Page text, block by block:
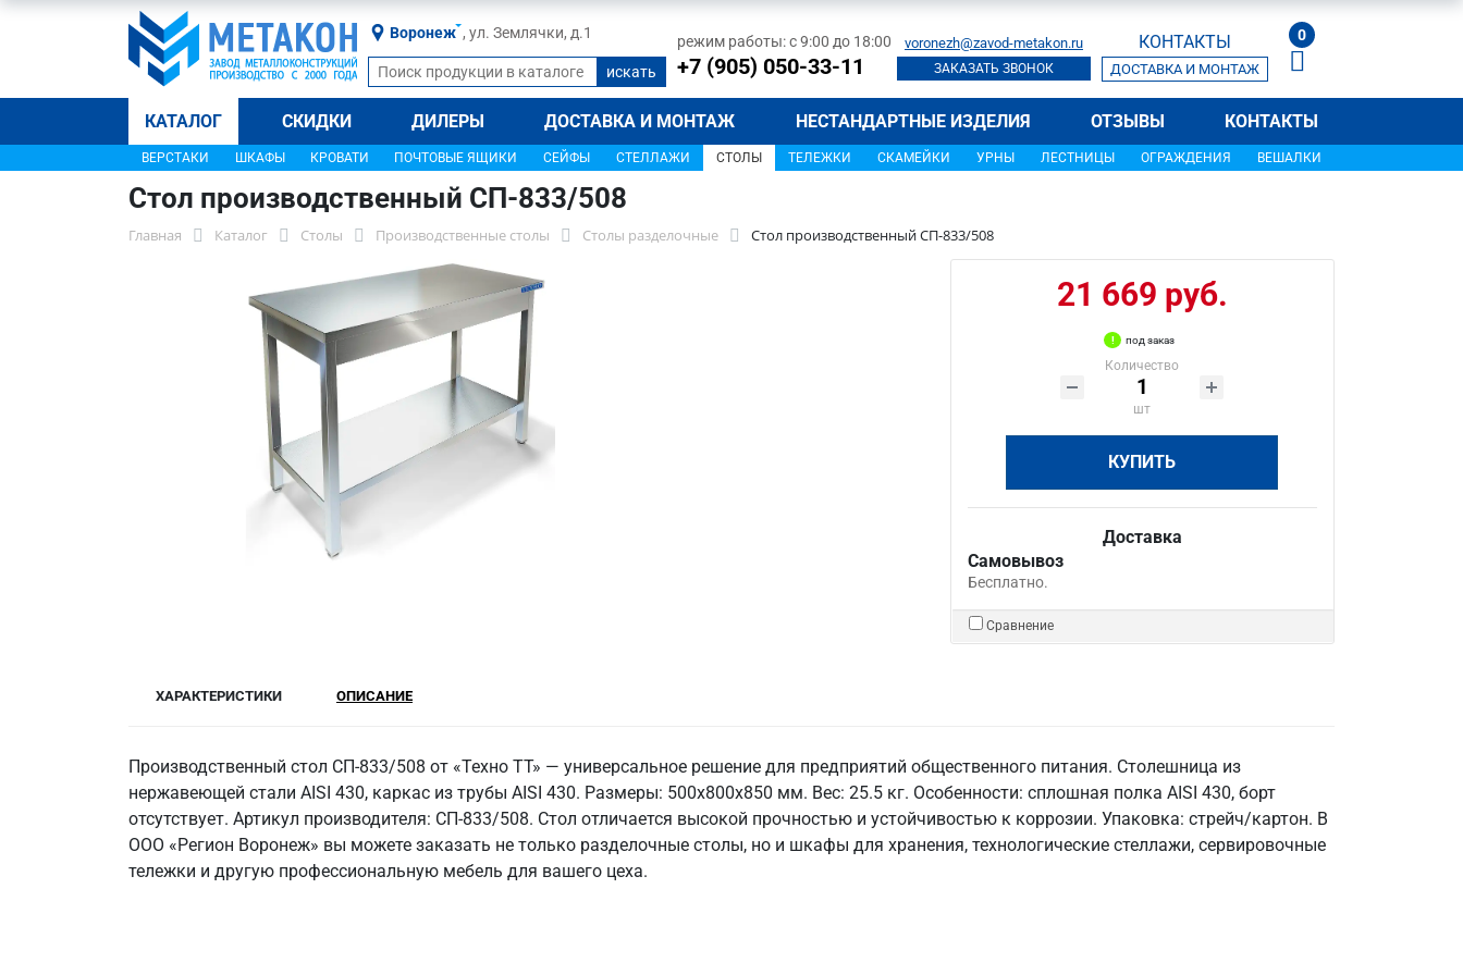
Воронеж , ул. Землячки, д.1 режим работы: с 9:00 до 18:00
+7 (905) 050-33-11
voronezh@zavod-metakon.ru
ЗАКАЗАТЬ ЗВОНОК
КОНТАКТЫ
ДОСТАВКА И МОНТАЖ
0
КАТАЛОГ СКИДКИ ДИЛЕРЫ ДОСТАВКА И МОНТАЖ НЕСТАНДАРТНЫЕ ИЗДЕЛИЯ ОТЗЫВЫ КОНТАКТЫ
ВЕРСТАКИ ШКАФЫ КРОВАТИ ПОЧТОВЫЕ ЯЩИКИ СЕЙФЫ СТЕЛЛАЖИ СТОЛЫ ТЕЛЕЖКИ СКАМЕЙКИ УРНЫ ЛЕСТНИЦЫ ОГРАЖДЕНИЯ ВЕШАЛКИ
Стол производственный СП-833/508
Главная Каталог Столы Производственные столы Столы разделочные Стол производственный СП-833/508
21 669 руб.
под заказ
Количество
шт
КУПИТЬ
Доставка
Самовывоз
Бесплатно.
Сравнение
ХАРАКТЕРИСТИКИ ОПИСАНИЕ
Производственный стол СП-833/508 от «Техно ТТ» — универсальное решение для предприятий общественного питания. Столешница из
нержавеющей стали AISI 430, каркас из трубы AISI 430. Размеры: 500x800x850 мм. Вес: 25.5 кг. Особенности: сплошная полка AISI 430, борт
отсутствует. Артикул производителя: СП-833/508. Стол отличается высокой прочностью и устойчивостью к коррозии. Упаковка: стрейч/картон. В
ООО «Регион Воронеж» вы можете заказать не только разделочные столы, но и шкафы для хранения, технологические стеллажи, сервировочные
тележки и другую профессиональную мебель для вашего цеха.